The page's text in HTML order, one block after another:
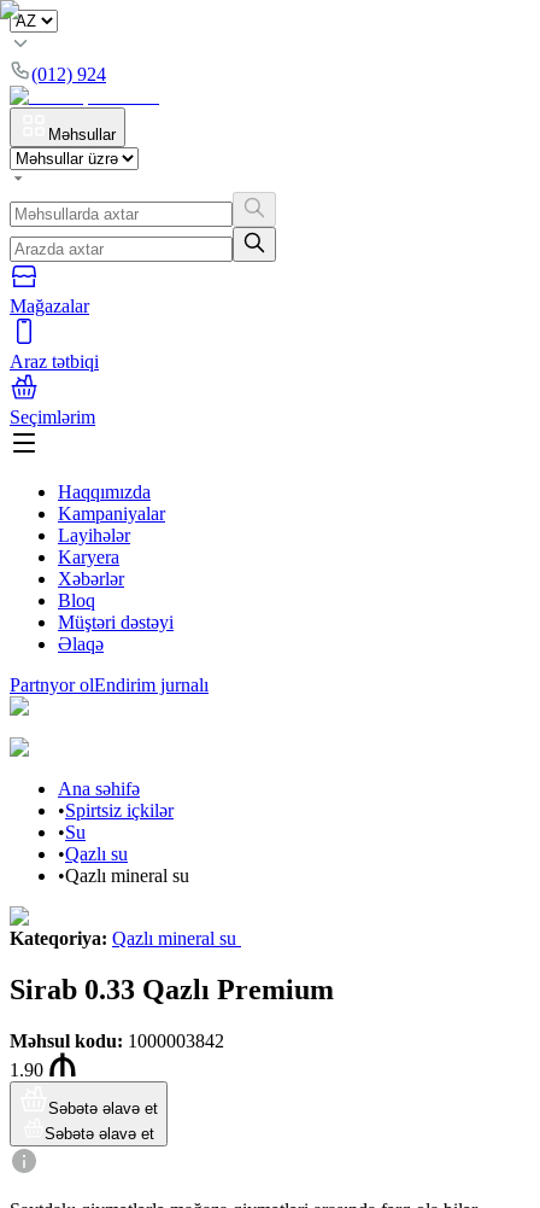
(012) 924
Məhsullar
Mağazalar
Araz tətbiqi
Seçimlərim
Haqqımızda
Kampaniyalar
Layihələr
Karyera
Xəbərlər
Bloq
Müştəri dəstəyi
Əlaqə
Partnyor olEndirim jurnalı
Ana səhifə
•Spirtsiz içkilər
•Su
•Qazlı su
•Qazlı mineral su
Kateqoriya: Qazlı mineral su
Sirab 0.33 Qazlı Premium
Məhsul kodu: 1000003842
1.90
Səbətə əlavə et
Səbətə əlavə et